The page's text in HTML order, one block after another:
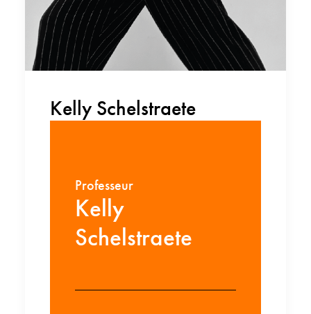
Kelly Schelstraete
Professeur
Kelly
Schelstraete